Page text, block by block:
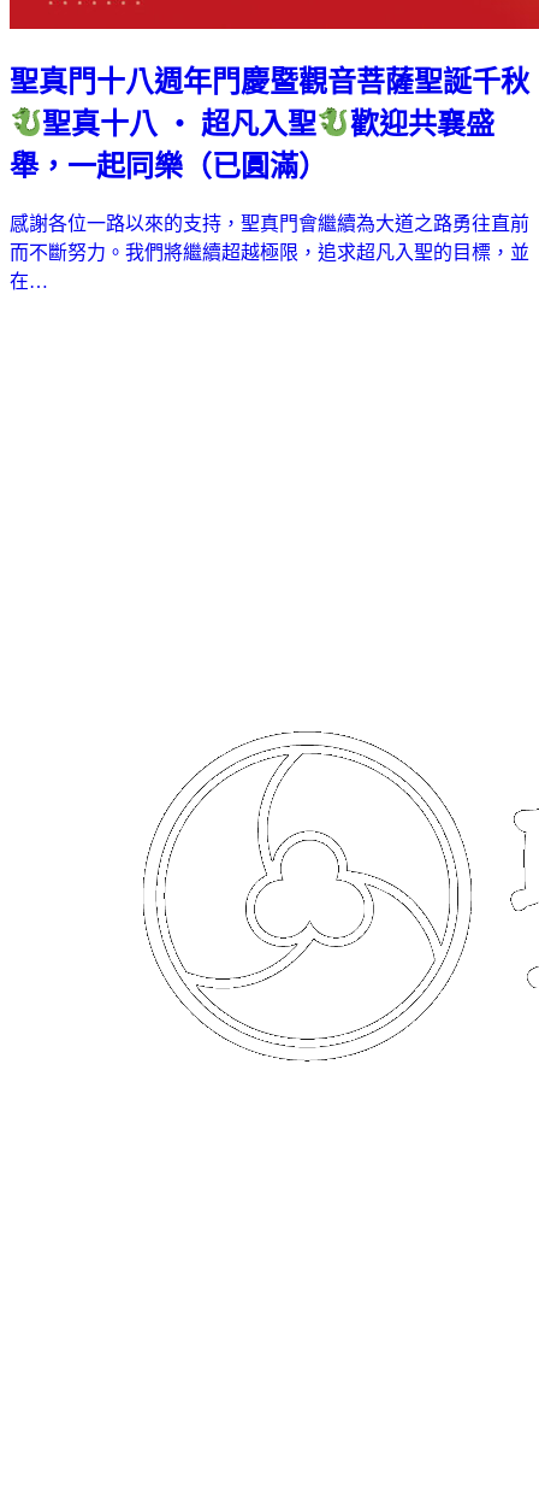
聖真門十八週年門慶暨觀音菩薩聖誕千秋
聖真十八 ‧ 超凡入聖
歡迎共襄盛
舉，一起同樂（已圓滿）
感謝各位一路以來的支持，聖真門會繼續為大道之路勇往直前
而不斷努力。我們將繼續超越極限，追求超凡入聖的目標，並
在…